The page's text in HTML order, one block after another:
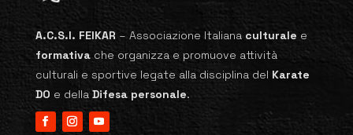
A.C.S.I. FEIKAR – Associazione Italiana culturale e
formativache organizza e promuove attività
culturali e sportive legate alla disciplina del Karate
DO e dellaDifesa personale.